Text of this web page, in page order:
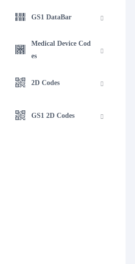
GS1 DataBar
Medical Device Cod
es
2D Codes
GS1 2D Codes